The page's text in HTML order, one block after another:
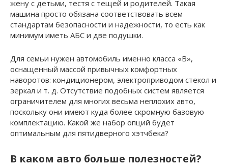
жену с детьми, тестя с тещей и родителей. Такая
машина просто обязана соответствовать всем
стандартам безопасности и надежности, то есть как
минимум иметь АБС и две подушки.
Для семьи нужен автомобиль именно класса «В»,
оснащенный массой привычных комфортных
наворотов: кондиционером, электроприводом стекол и
зеркал и т. д. Отсутствие подобных систем является
ограничителем для многих весьма неплохих авто,
поскольку они имеют куда более скромную базовую
комплектацию. Какой же набор опций будет
оптимальным для пятидверного хэтчбека?
В каком авто больше полезностей?